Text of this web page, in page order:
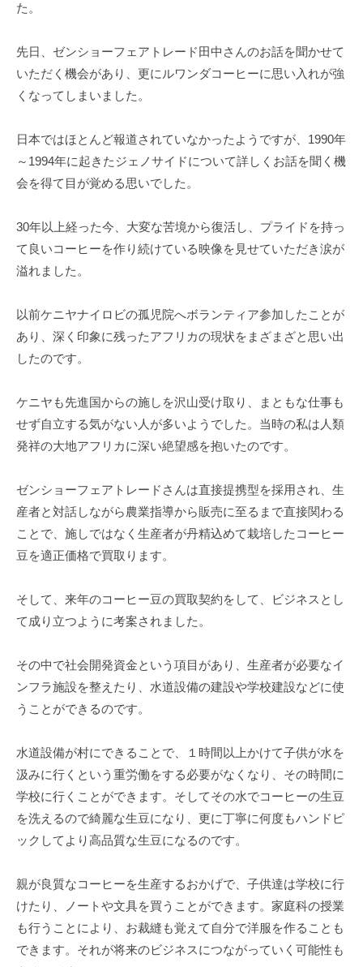
た。
先日、ゼンショーフェアトレード田中さんのお話を聞かせて
いただく機会があり、更にルワンダコーヒーに思い入れが強
くなってしまいました。
日本ではほとんど報道されていなかったようですが、1990年
～1994年に起きたジェノサイドについて詳しくお話を聞く機
会を得て目が覚める思いでした。
30年以上経った今、大変な苦境から復活し、プライドを持っ
て良いコーヒーを作り続けている映像を見せていただき涙が
溢れました。
以前ケニヤナイロビの孤児院へボランティア参加したことが
あり、深く印象に残ったアフリカの現状をまざまざと思い出
したのです。
ケニヤも先進国からの施しを沢山受け取り、まともな仕事も
せず自立する気がない人が多いようでした。当時の私は人類
発祥の大地アフリカに深い絶望感を抱いたのです。
ゼンショーフェアトレードさんは直接提携型を採用され、生
産者と対話しながら農業指導から販売に至るまで直接関わる
ことで、施しではなく生産者が丹精込めて栽培したコーヒー
豆を適正価格で買取ります。
そして、来年のコーヒー豆の買取契約をして、ビジネスとし
て成り立つように考案されました。
その中で社会開発資金という項目があり、生産者が必要なイ
ンフラ施設を整えたり、水道設備の建設や学校建設などに使
うことができるのです。
水道設備が村にできることで、１時間以上かけて子供が水を
汲みに行くという重労働をする必要がなくなり、その時間に
学校に行くことができます。そしてその水でコーヒーの生豆
を洗えるので綺麗な生豆になり、更に丁寧に何度もハンドピ
ックしてより高品質な生豆になるのです。
親が良質なコーヒーを生産するおかげで、子供達は学校に行
けたり、ノートや文具を買うことができます。家庭科の授業
も行うことにより、お裁縫も覚えて自分で洋服を作ることも
できます。それが将来のビジネスにつながっていく可能性も